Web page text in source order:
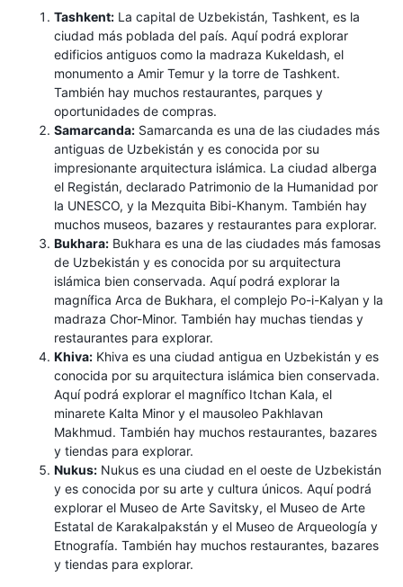
Tashkent: La capital de Uzbekistán, Tashkent, es la
ciudad más poblada del país. Aquí podrá explorar
edificios antiguos como la madraza Kukeldash, el
monumento a Amir Temur y la torre de Tashkent.
También hay muchos restaurantes, parques y
oportunidades de compras.
Samarcanda: Samarcanda es una de las ciudades más
antiguas de Uzbekistán y es conocida por su
impresionante arquitectura islámica. La ciudad alberga
el Registán, declarado Patrimonio de la Humanidad por
la UNESCO, y la Mezquita Bibi-Khanym. También hay
muchos museos, bazares y restaurantes para explorar.
Bukhara: Bukhara es una de las ciudades más famosas
de Uzbekistán y es conocida por su arquitectura
islámica bien conservada. Aquí podrá explorar la
magnífica Arca de Bukhara, el complejo Po-i-Kalyan y la
madraza Chor-Minor. También hay muchas tiendas y
restaurantes para explorar.
Khiva: Khiva es una ciudad antigua en Uzbekistán y es
conocida por su arquitectura islámica bien conservada.
Aquí podrá explorar el magnífico Itchan Kala, el
minarete Kalta Minor y el mausoleo Pakhlavan
Makhmud. También hay muchos restaurantes, bazares
y tiendas para explorar.
Nukus: Nukus es una ciudad en el oeste de Uzbekistán
y es conocida por su arte y cultura únicos. Aquí podrá
explorar el Museo de Arte Savitsky, el Museo de Arte
Estatal de Karakalpakstán y el Museo de Arqueología y
Etnografía. También hay muchos restaurantes, bazares
y tiendas para explorar.